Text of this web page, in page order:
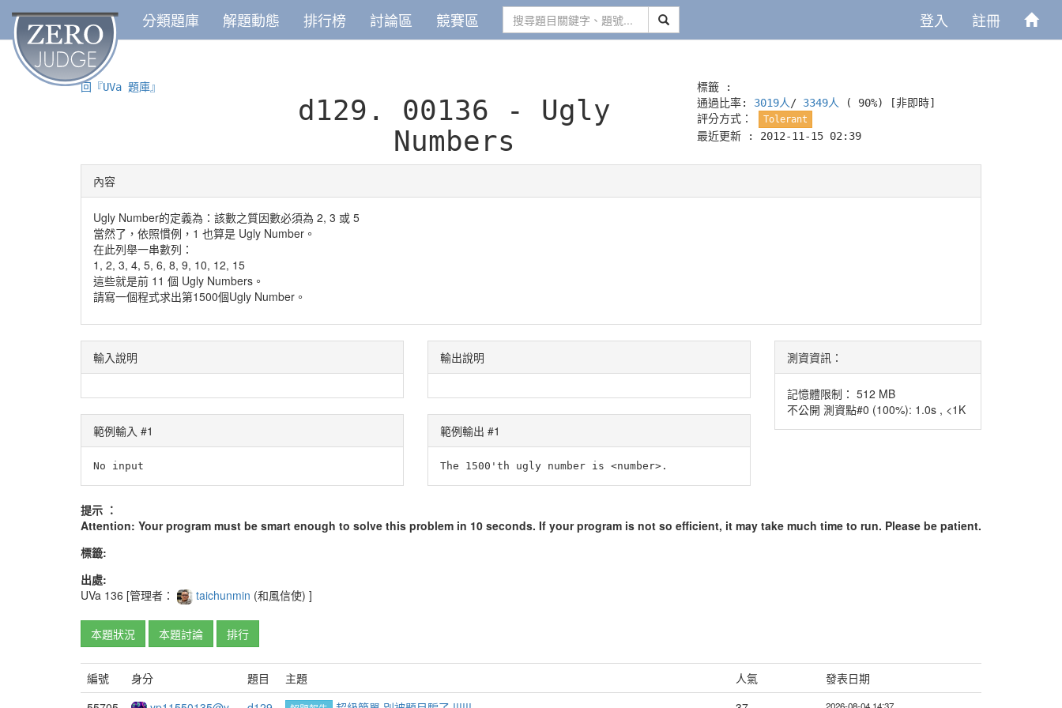
分類題庫 解題動態 排行榜 討論區 競賽區 登入 註冊
回『UVa 題庫』
d129. 00136 - Ugly
Numbers
標籤 :
通過比率: 3019人 / 3349人 ( 90%)
[非即時]
評分方式：
Tolerant
最近更新 : 2012-11-15 02:39
內容
Ugly Number的定義為：該數之質因數必須為 2, 3 或 5
當然了，依照慣例，1 也算是 Ugly Number。
在此列舉一串數列：
1, 2, 3, 4, 5, 6, 8, 9, 10, 12, 15
這些就是前 11 個 Ugly Numbers。
請寫一個程式求出第1500個Ugly Number。
輸入說明 輸出說明
範例輸入 #1
No input
範例輸出 #1
The 1500'th ugly number is <number>.
測資資訊：
記憶體限制： 512 MB
不公開 測資點#0 (100%): 1.0s , <1K
提示 ：
Attention: Your program must be smart enough to solve this problem in 10 seconds. If your program is not so efficient, it may take much time to run. Please be patient.
標籤:
出處:
UVa 136 [管理者： taichunmin (和風信使) ]
本題狀況 本題討論 排行
編號 身分 題目 主題 人氣
發表日期